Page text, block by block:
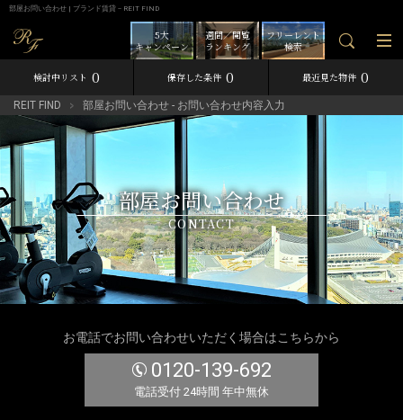
部屋お問い合わせ | ブランド賃貸－REIT FIND
フリーレント
検索
週間／閲覧
ランキング
5大
キャンペーン
検討中リスト 0 保存した条件 0 最近見た物件 0
REIT FIND 部屋お問い合わせ - お問い合わせ内容入力
部屋お問い合わせ
CONTACT
お電話でお問い合わせいただく場合はこちらから
0120-139-692
電話受付 24時間 年中無休